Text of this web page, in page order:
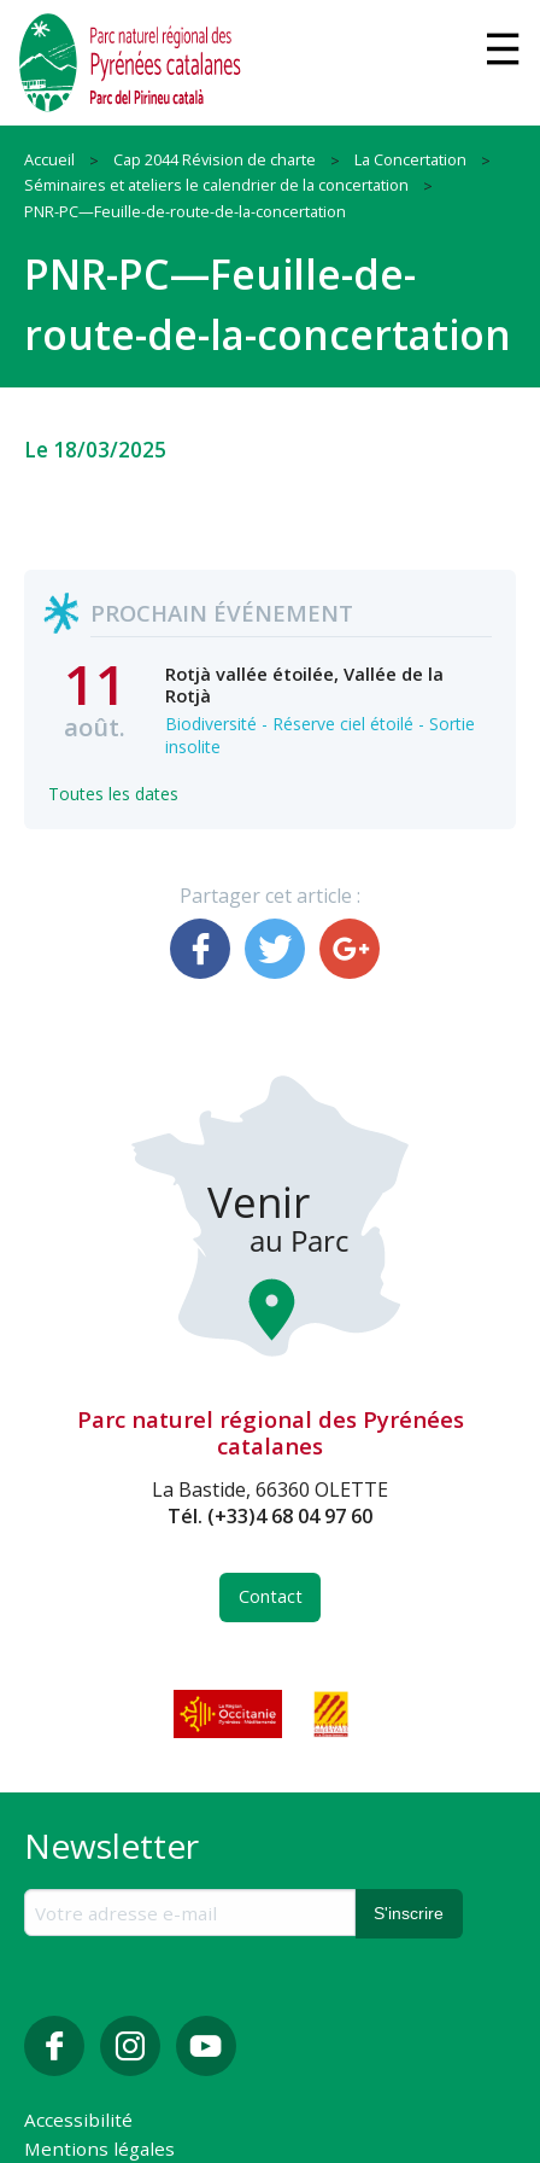
Accueil Cap 2044 Révision de charte
La Concertation
Séminaires et ateliers le calendrier de la concertation
PNR-PC—Feuille-de-route-de-la-concertation
PNR-PC—Feuille-de-
route-de-la-concertation
Le 18/03/2025
PROCHAIN ÉVÉNEMENT
11
août.
Rotjà vallée étoilée, Vallée de la
Rotjà
Biodiversité - Réserve ciel étoilé - Sortie
insolite
Toutes les dates
Partager cet article :
Parc naturel régional des Pyrénées
catalanes
La Bastide, 66360 OLETTE
Tél. (+33)4 68 04 97 60
Contact
Newsletter
Accessibilité
Mentions légales